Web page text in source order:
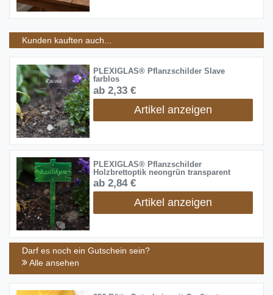
Kunden kauften auch...
PLEXIGLAS® Pflanzschilder Slave
farblos
ab 2,33 €
Artikel anzeigen
PLEXIGLAS® Pflanzschilder
Holzbrettoptik neongrün transparent
ab 2,84 €
Artikel anzeigen
Darf es noch ein Gutschein sein?
Alle ansehen